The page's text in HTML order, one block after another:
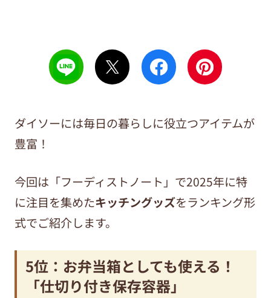
ダイソーには毎日の暮らしに役立つアイテムが
豊富！
今回は「フーディストノート」で2025年に特
に注目を集めたキッチングッズをランキング形
式でご紹介します。
5位：お弁当箱としても使える！
「仕切り付き保存容器」